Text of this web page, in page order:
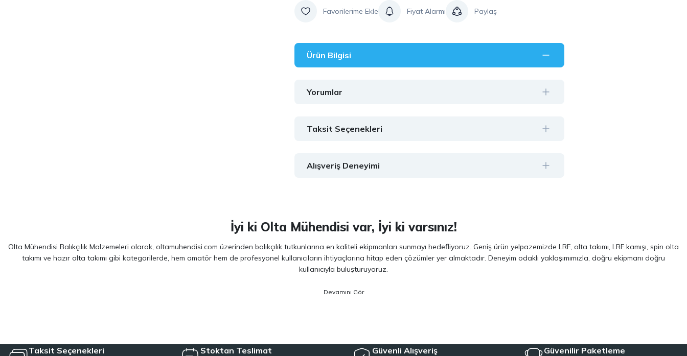
Fiyat Alarmı Paylaş
Ürün Bilgisi
Yorumlar
Taksit Seçenekleri
Alışveriş Deneyimi
İyi ki Olta Mühendisi var, İyi ki varsınız!
Olta Mühendisi Balıkçılık Malzemeleri olarak, oltamuhendisi.com üzerinden balıkçılık tutkunlarına en kaliteli ekipmanları sunmayı hedefliyoruz. Geniş ürün yelpazemizde LRF, olta takımı, LRF kamışı, spin olta
takımı ve hazır olta takımı gibi kategorilerde, hem amatör hem de profesyonel kullanıcıların ihtiyaçlarına hitap eden çözümler yer almaktadır. Deneyim odaklı yaklaşımımızla, doğru ekipmanı doğru
kullanıcıyla buluşturuyoruz.
Shimano, Daiwa, Hanfish, Fujin ve Ryuji gibi lider markaların en güncel ve performans odaklı modellerinden oluşur. Özellikle LRF avcılığı ve
çözümler sağlayan hazır olta takımı seçeneklerimizle, herkesin kolayca bu hobiye adım atmasını mümkün kılıyoruz. Her seviyeye uygun ekipmanları tek çatı altında topluyoruz.
Taksit Seçenekleri Stoktan Teslimat Güvenli Alışveriş Güvenilir Paketleme